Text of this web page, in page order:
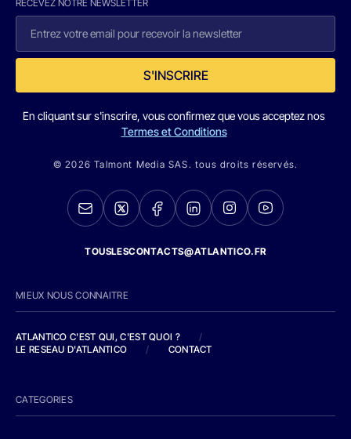
RECEVEZ NOTRE NEWSLETTER
S'INSCRIRE
En cliquant sur s'inscrire, vous confirmez que vous acceptez nos
Termes et Conditions
© 2026 Talmont Media SAS. tous droits réservés.
TOUSLESCONTACTS@ATLANTICO.FR
MIEUX NOUS CONNAITRE
ATLANTICO C'EST QUI, C'EST QUOI ?
/
LE RESEAU D'ATLANTICO
/ CONTACT
CATEGORIES